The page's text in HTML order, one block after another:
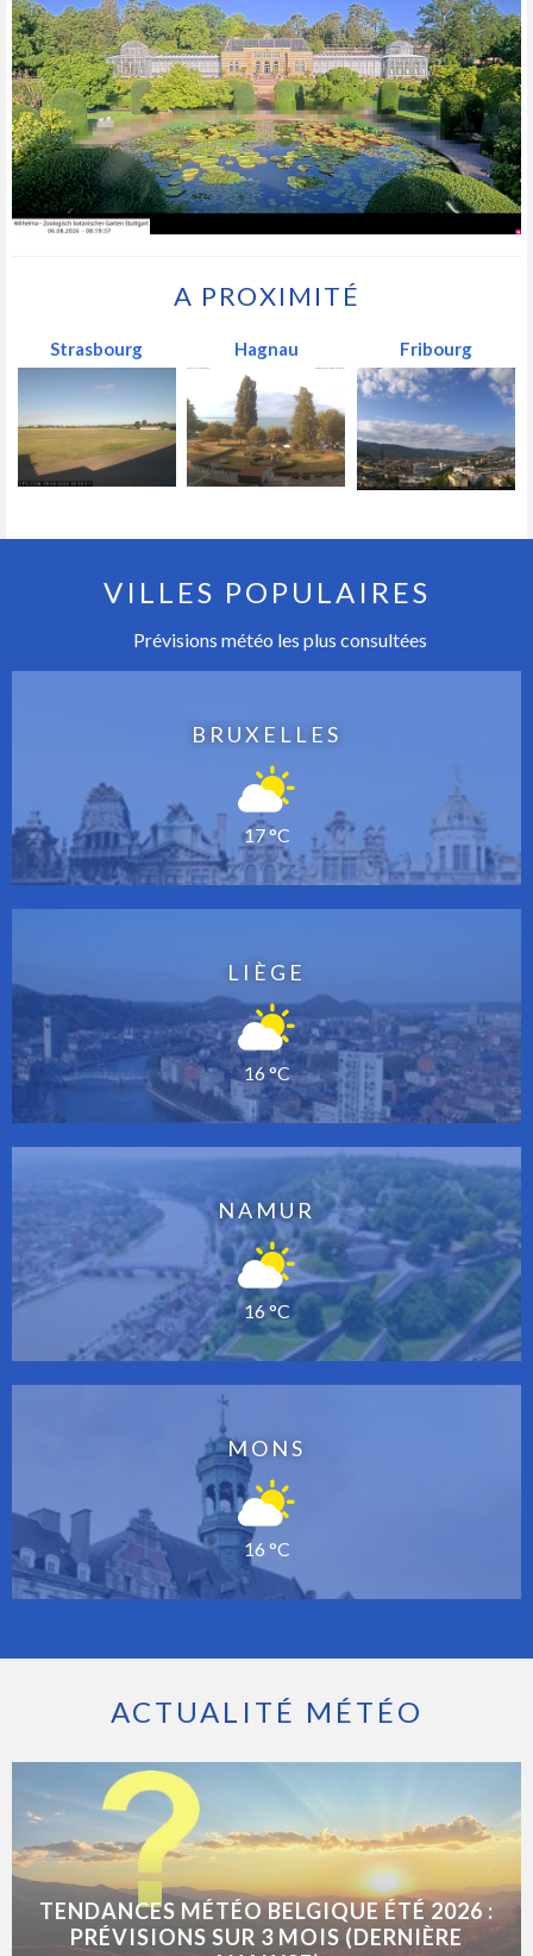
A PROXIMITÉ
Strasbourg Hagnau Fribourg
VILLES POPULAIRES
Prévisions météo les plus consultées
BRUXELLES
17 °C
LIÈGE
16 °C
NAMUR
16 °C
MONS
16 °C
ACTUALITÉ MÉTÉO
TENDANCES MÉTÉO BELGIQUE ÉTÉ 2026 :
PRÉVISIONS SUR 3 MOIS (DERNIÈRE